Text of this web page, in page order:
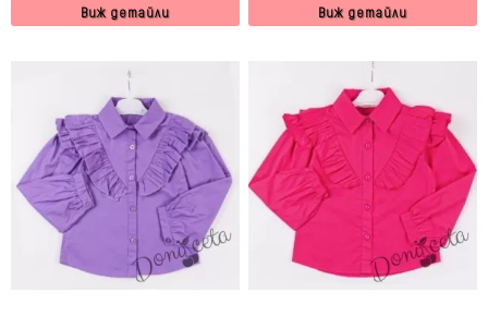
Виж детайли Виж детайли